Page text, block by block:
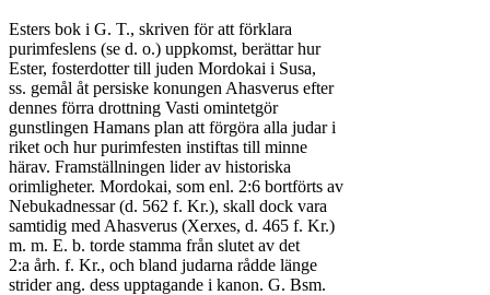
Esters bok i G. T., skriven för att förklara
purimfeslens (se d. o.) uppkomst, berättar hur
Ester, fosterdotter till juden Mordokai i Susa,
ss. gemål åt persiske konungen Ahasverus efter
dennes förra drottning Vasti omintetgör
gunstlingen Hamans plan att förgöra alla judar i
riket och hur purimfesten instiftas till minne
härav. Framställningen lider av historiska
orimligheter. Mordokai, som enl. 2:6 bortförts av
Nebukadnessar (d. 562 f. Kr.), skall dock vara
samtidig med Ahasverus (Xerxes, d. 465 f. Kr.)
m. m. E. b. torde stamma från slutet av det
2:a årh. f. Kr., och bland judarna rådde länge
strider ang. dess upptagande i kanon. G. Bsm.